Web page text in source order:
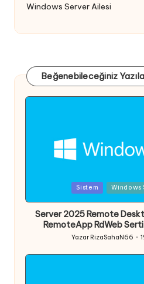
Windows Server Ailesi
Beğenebileceğiniz
Sistem Windows
Server 2025 Remote
RemoteApp RdWeb
Posted
Yazar RizaSahaN66